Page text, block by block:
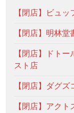
【閉店】ビュ
【閉店】明林堂
【閉店】ドト
スト店
【閉店】ダグ
【閉店】アク